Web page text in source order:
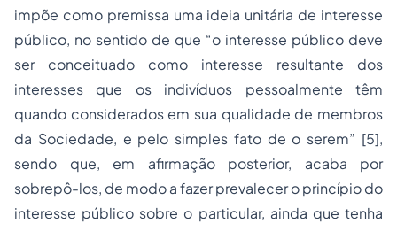
impõe como premissa uma ideia unitária de interesse
público, no sentido de que “o interesse público deve
ser conceituado como interesse resultante dos
interesses que os indivíduos pessoalmente têm
quando considerados em sua qualidade de membros
da Sociedade, e pelo simples fato de o serem” [5],
sendo que, em afirmação posterior, acaba por
sobrepô-los, de modo a fazer prevalecer o princípio do
interesse público sobre o particular, ainda que tenha